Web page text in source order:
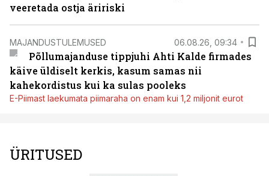
veeretada ostja äririski
MAJANDUSTULEMUSED 06.08.26, 09:34
Põllumajanduse tippjuhi Ahti Kalde firmades
käive üldiselt kerkis, kasum samas nii
kahekordistus kui ka sulas pooleks
E-Piimast laekumata piimaraha on enam kui 1,2 miljonit eurot
ÜRITUSED